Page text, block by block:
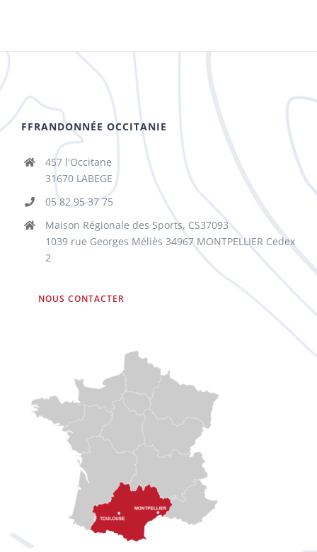
FFRANDONNÉE OCCITANIE
457 l'Occitane
31670 LABEGE
05 82 95 37 75
Maison Régionale des Sports, CS37093
1039 rue Georges Méliès 34967 MONTPELLIER Cedex
2
NOUS CONTACTER